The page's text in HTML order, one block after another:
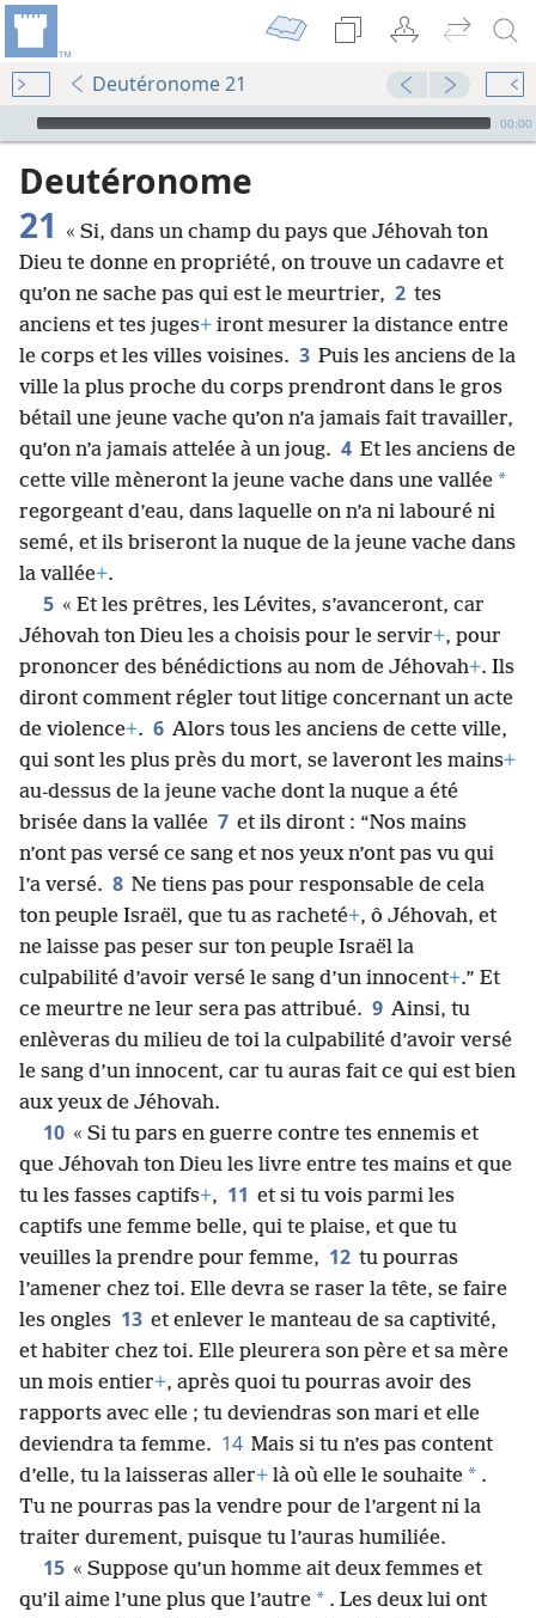
Deutéronome 21
Audio Player
00:00
Deutéronome
21
« Si, dans un champ du pays que Jéhovah ton
Dieu te donne en propriété, on trouve un cadavre et
qu’on ne sache pas qui est le meurtrier, 2 tes
anciens et tes juges+ iront mesurer la distance entre
le corps et les villes voisines. 3 Puis les anciens de la
ville la plus proche du corps prendront dans le gros
bétail une jeune vache qu’on n’a jamais fait travailler,
qu’on n’a jamais attelée à un joug. 4 Et les anciens de
cette ville mèneront la jeune vache dans une vallée *
regorgeant d’eau, dans laquelle on n’a ni labouré ni
semé, et ils briseront la nuque de la jeune vache dans
la vallée+.
5 « Et les prêtres, les Lévites, s’avanceront, car
Jéhovah ton Dieu les a choisis pour le servir+, pour
prononcer des bénédictions au nom de Jéhovah+. Ils
diront comment régler tout litige concernant un acte
de violence+. 6 Alors tous les anciens de cette ville,
qui sont les plus près du mort, se laveront les mains+
au-dessus de la jeune vache dont la nuque a été
brisée dans la vallée 7 et ils diront : “Nos mains
n’ont pas versé ce sang et nos yeux n’ont pas vu qui
l’a versé. 8 Ne tiens pas pour responsable de cela
ton peuple Israël, que tu as racheté+, ô Jéhovah, et
ne laisse pas peser sur ton peuple Israël la
culpabilité d’avoir versé le sang d’un innocent+.” Et
ce meurtre ne leur sera pas attribué. 9 Ainsi, tu
enlèveras du milieu de toi la culpabilité d’avoir versé
le sang d’un innocent, car tu auras fait ce qui est bien
aux yeux de Jéhovah.
10 « Si tu pars en guerre contre tes ennemis et
que Jéhovah ton Dieu les livre entre tes mains et que
tu les fasses captifs+, 11 et si tu vois parmi les
captifs une femme belle, qui te plaise, et que tu
veuilles la prendre pour femme, 12 tu pourras
l’amener chez toi. Elle devra se raser la tête, se faire
les ongles 13 et enlever le manteau de sa captivité,
et habiter chez toi. Elle pleurera son père et sa mère
un mois entier+, après quoi tu pourras avoir des
rapports avec elle ; tu deviendras son mari et elle
deviendra ta femme. 14 Mais si tu n’es pas content
d’elle, tu la laisseras aller+ là où elle le souhaite * .
Tu ne pourras pas la vendre pour de l’argent ni la
traiter durement, puisque tu l’auras humiliée.
15 « Suppose qu’un homme ait deux femmes et
qu’il aime l’une plus que l’autre * . Les deux lui ont